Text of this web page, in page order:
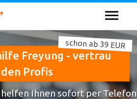
Freyung - vertrau
den Profis
schon ab 39 EUR
Ihnen sofort per Telefon